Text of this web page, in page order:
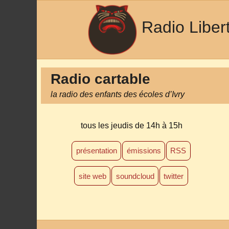
Radio
Radio cartable
la radio des enfants des écoles d’Ivry
tous les jeudis de 14h à 15h
présentation émissions RSS
site web soundcloud twitter